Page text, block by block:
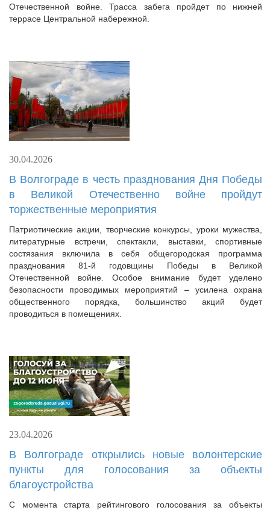
Отечественной войне. Трасса забега пройдет по нижней
террасе Центральной набережной.
30.04.2026
В Волгограде в честь празднования Дня Победы
в Великой Отечественно войне пройдут
торжественные мероприятия
Патриотические акции, творческие конкурсы, уроки мужества,
литературные встречи, спектакли, выставки, спортивные
состязания включила в себя общегородская программа
празднования 81-й годовщины Победы в Великой
Отечественной войне. Особое внимание будет уделено
безопасности проводимых мероприятий – усилена охрана
общественного порядка, большинство акций будет
проводиться в помещениях.
23.04.2026
В Волгограде открылись новые волонтерские
пункты для голосования за объекты
благоустройства
С момента старта рейтингового голосования за объекты